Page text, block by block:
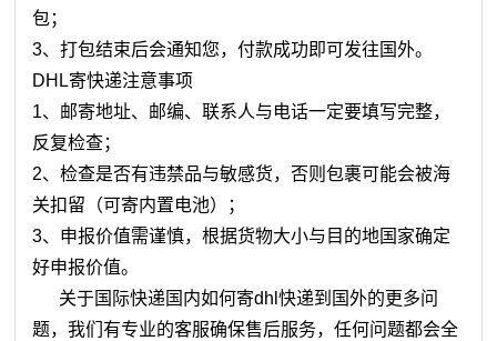
包；
3、打包结束后会通知您，付款成功即可发往国外。
DHL寄快递注意事项
1、邮寄地址、邮编、联系人与电话一定要填写完整，
反复检查；
2、检查是否有违禁品与敏感货，否则包裹可能会被海
关扣留（可寄内置电池）；
3、申报价值需谨慎，根据货物大小与目的地国家确定
好申报价值。
关于国际快递国内如何寄dhl快递到国外的更多问
题，我们有专业的客服确保售后服务，任何问题都会全